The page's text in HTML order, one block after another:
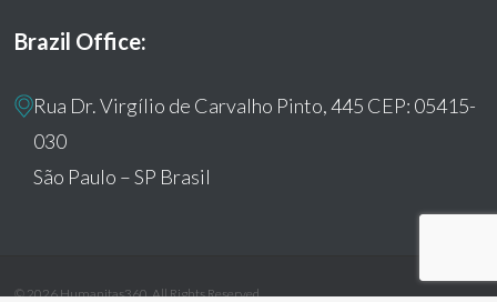
Brazil Office:
Rua Dr. Virgílio de Carvalho Pinto, 445 CEP: 05415-
030
São Paulo – SP Brasil
© 2026 Humanitas360. All Rights Reserved